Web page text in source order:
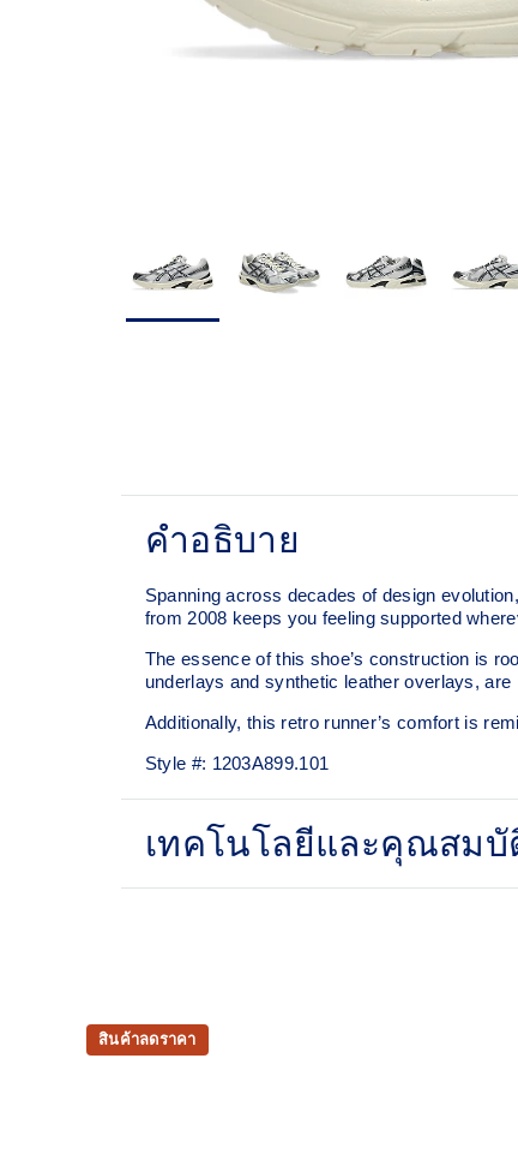
คำอธิบาย
Spanning across decades of design
from 2008 keeps you feeling supported
The essence of this shoe’s construction is
underlays and synthetic leather overlays,
Additionally, this retro runner’s comfort is
Style #: 1203A899.101
เทคโนโลยีและคุณสมบั
and shock absorption.
สินค้าลดราคา